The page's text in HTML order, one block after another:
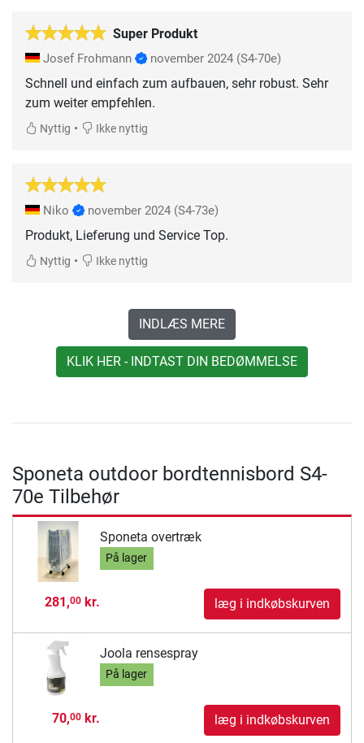
Super Produkt
Josef Frohmann november 2024 (S4-70e)
Schnell und einfach zum aufbauen, sehr robust. Sehr
zum weiter empfehlen.
Nyttig • Ikke nyttig
Niko november 2024 (S4-73e)
Nyttig • Ikke nyttig
INDLÆS MERE
KLIK HER - INDTAST DIN BEDØMMELSE
Sponeta outdoor bordtennisbord S4-
70e Tilbehør
Sponeta overtræk
På lager
281,00kr. læg i indkøbskurven
Joola rensespray
På lager
70,00kr. læg i indkøbskurven